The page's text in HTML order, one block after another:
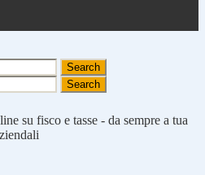
su fisco e tasse - da sempre a tua